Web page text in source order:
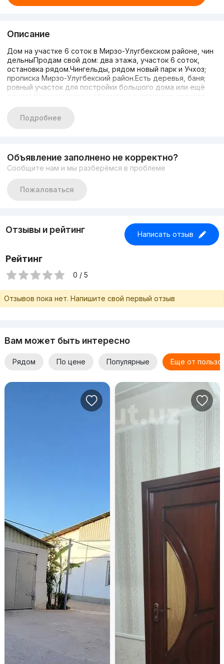
Описание
Дом на участке 6 соток в Мирзо-Улугбекском районе, чин
дельныПродам свой дом: два этажа, участок 6 соток,
остановка рядом.Чингельды, рядом новый парк и Учхоз;
прописка Мирзо-Улугбекский район.Есть деревья, баня;
ровный участок для постройки большого дома или ещё
одного.Коммуникации и оформление: прописка, кадастр,
городской телефон; санузел в доме; вывоз мусора — два
раза в неделю.Соседи живут круглый год.Цена 143 тыс.,
Подробнее
Объявление заполнено не корректно?
Сообщите нам и мы разберёмся в проблеме
Пожаловаться
Отзывы и рейтинг Написать отзыв
Рейтинг
0 / 5
Отзывов пока нет. Напишите свой первый отзыв
Вам может быть интересно
Рядом По цене Популярные Еще от